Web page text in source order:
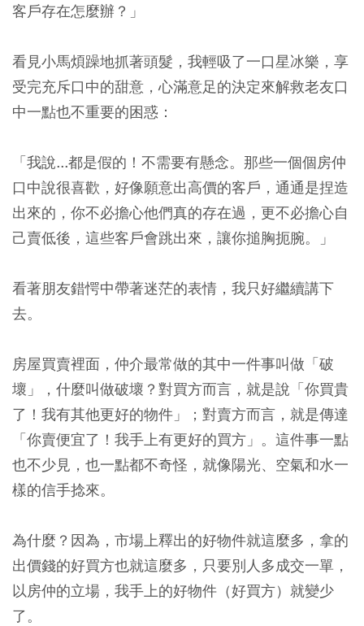
客戶存在怎麼辦？」
看見小馬煩躁地抓著頭髮，我輕吸了一口星冰樂，享
受完充斥口中的甜意，心滿意足的決定來解救老友口
中一點也不重要的困惑：
「我說...都是假的！不需要有懸念。那些一個個房仲
口中說很喜歡，好像願意出高價的客戶，通通是捏造
出來的，你不必擔心他們真的存在過，更不必擔心自
己賣低後，這些客戶會跳出來，讓你搥胸扼腕。」
看著朋友錯愕中帶著迷茫的表情，我只好繼續講下
去。
房屋買賣裡面，仲介最常做的其中一件事叫做「破
壞」，什麼叫做破壞？對買方而言，就是說「你買貴
了！我有其他更好的物件」；對賣方而言，就是傳達
「你賣便宜了！我手上有更好的買方」。這件事一點
也不少見，也一點都不奇怪，就像陽光、空氣和水一
樣的信手捻來。
為什麼？因為，市場上釋出的好物件就這麼多，拿的
出價錢的好買方也就這麼多，只要別人多成交一單，
以房仲的立場，我手上的好物件（好買方）就變少
了。